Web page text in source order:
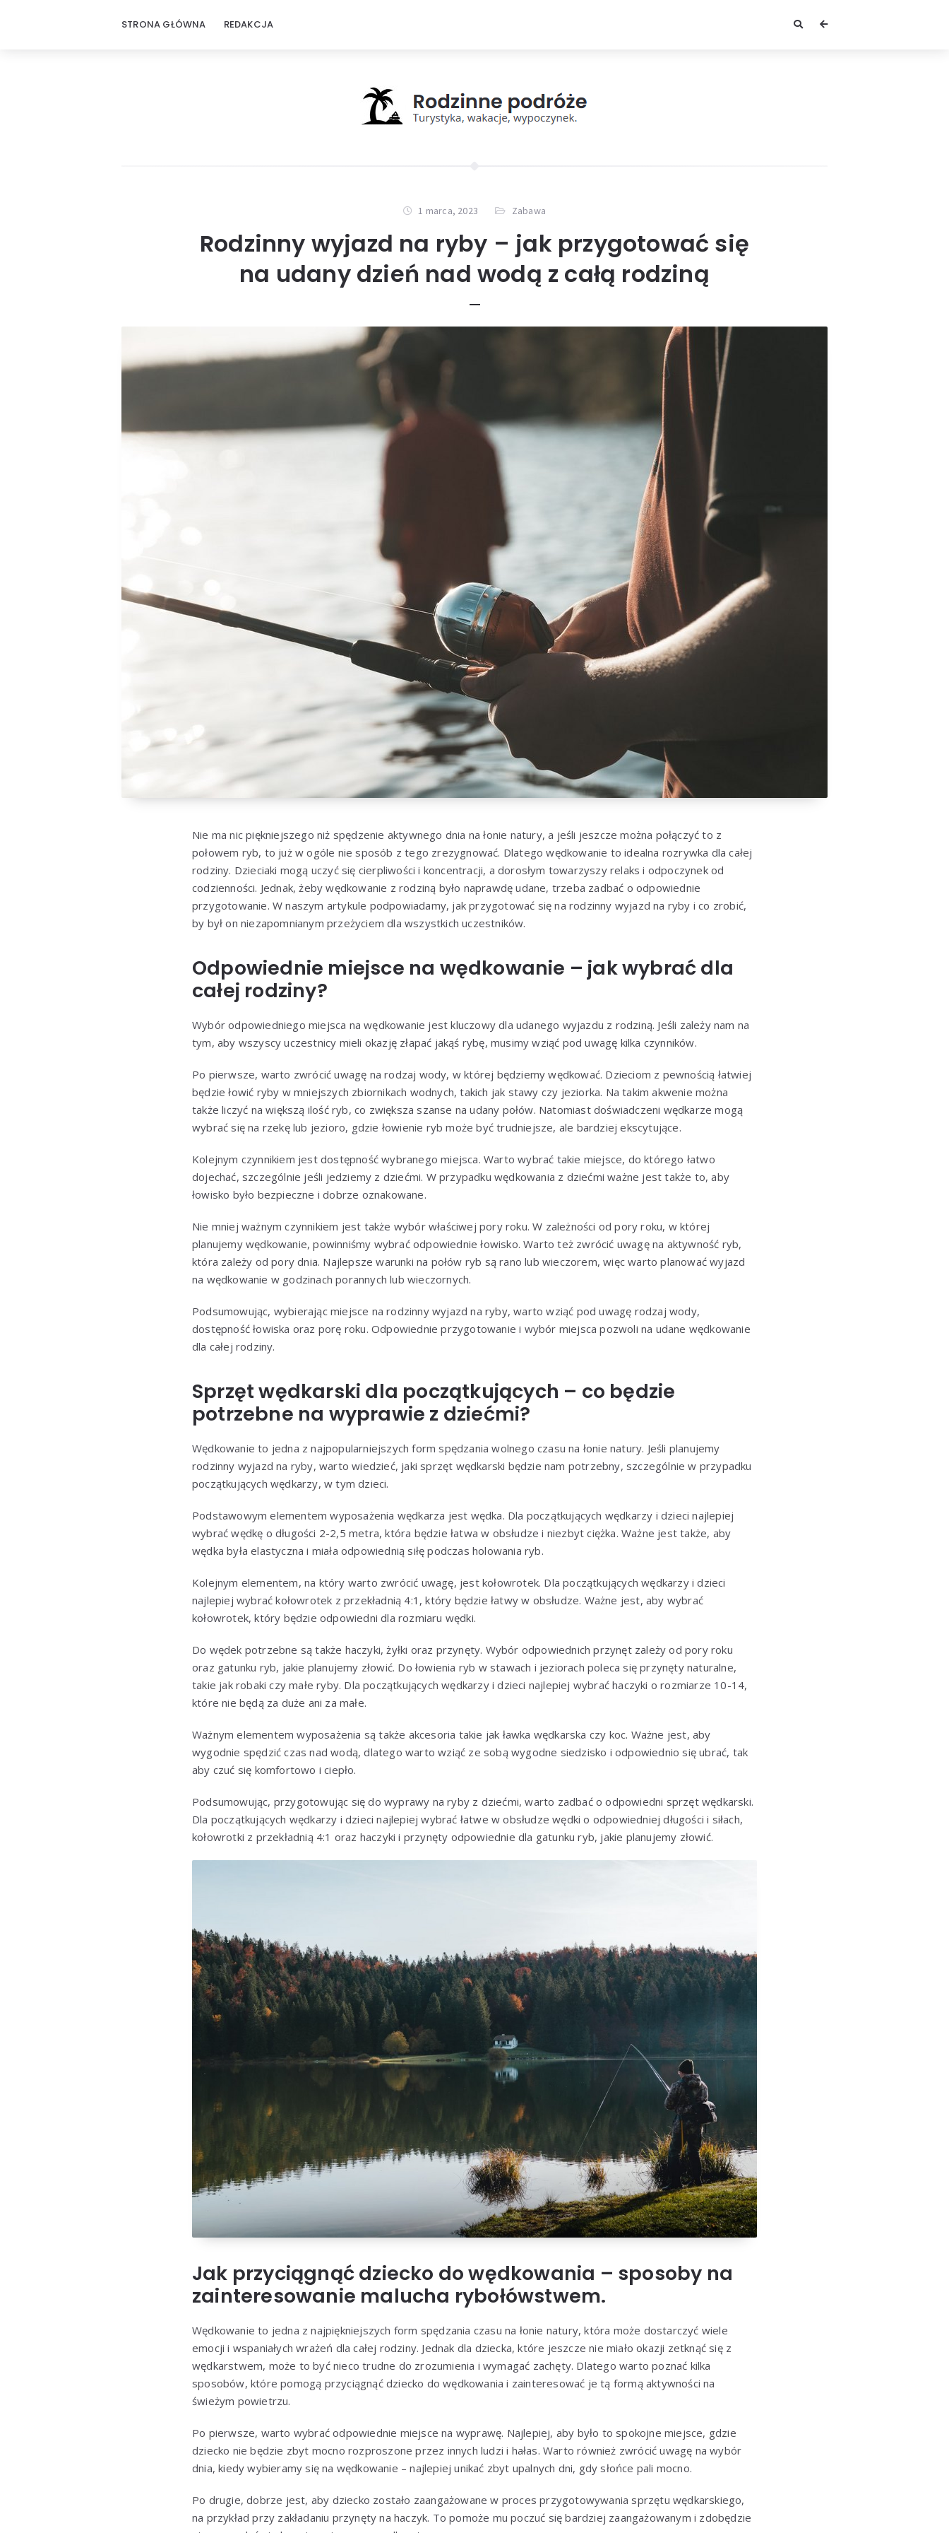
STRONA GŁÓWNA REDAKCJA
1 marca, 2023 Zabawa
Rodzinny wyjazd na ryby – jak przygotować się
na udany dzień nad wodą z całą rodziną
Nie ma nic piękniejszego niż spędzenie aktywnego dnia na łonie natury, a jeśli jeszcze można połączyć to z
połowem ryb, to już w ogóle nie sposób z tego zrezygnować. Dlatego wędkowanie to idealna rozrywka dla całej
rodziny. Dzieciaki mogą uczyć się cierpliwości i koncentracji, a dorosłym towarzyszy relaks i odpoczynek od
codzienności. Jednak, żeby wędkowanie z rodziną było naprawdę udane, trzeba zadbać o odpowiednie
przygotowanie. W naszym artykule podpowiadamy, jak przygotować się na rodzinny wyjazd na ryby i co zrobić,
by był on niezapomnianym przeżyciem dla wszystkich uczestników.
Odpowiednie miejsce na wędkowanie – jak wybrać dla
całej rodziny?
Wybór odpowiedniego miejsca na wędkowanie jest kluczowy dla udanego wyjazdu z rodziną. Jeśli zależy nam na
tym, aby wszyscy uczestnicy mieli okazję złapać jakąś rybę, musimy wziąć pod uwagę kilka czynników.
Po pierwsze, warto zwrócić uwagę na rodzaj wody, w której będziemy wędkować. Dzieciom z pewnością łatwiej
będzie łowić ryby w mniejszych zbiornikach wodnych, takich jak stawy czy jeziorka. Na takim akwenie można
także liczyć na większą ilość ryb, co zwiększa szanse na udany połów. Natomiast doświadczeni wędkarze mogą
wybrać się na rzekę lub jezioro, gdzie łowienie ryb może być trudniejsze, ale bardziej ekscytujące.
Kolejnym czynnikiem jest dostępność wybranego miejsca. Warto wybrać takie miejsce, do którego łatwo
dojechać, szczególnie jeśli jedziemy z dziećmi. W przypadku wędkowania z dziećmi ważne jest także to, aby
łowisko było bezpieczne i dobrze oznakowane.
Nie mniej ważnym czynnikiem jest także wybór właściwej pory roku. W zależności od pory roku, w której
planujemy wędkowanie, powinniśmy wybrać odpowiednie łowisko. Warto też zwrócić uwagę na aktywność ryb,
która zależy od pory dnia. Najlepsze warunki na połów ryb są rano lub wieczorem, więc warto planować wyjazd
na wędkowanie w godzinach porannych lub wieczornych.
Podsumowując, wybierając miejsce na rodzinny wyjazd na ryby, warto wziąć pod uwagę rodzaj wody,
dostępność łowiska oraz porę roku. Odpowiednie przygotowanie i wybór miejsca pozwoli na udane wędkowanie
dla całej rodziny.
Sprzęt wędkarski dla początkujących – co będzie
potrzebne na wyprawie z dziećmi?
Wędkowanie to jedna z najpopularniejszych form spędzania wolnego czasu na łonie natury. Jeśli planujemy
rodzinny wyjazd na ryby, warto wiedzieć, jaki sprzęt wędkarski będzie nam potrzebny, szczególnie w przypadku
początkujących wędkarzy, w tym dzieci.
Podstawowym elementem wyposażenia wędkarza jest wędka. Dla początkujących wędkarzy i dzieci najlepiej
wybrać wędkę o długości 2-2,5 metra, która będzie łatwa w obsłudze i niezbyt ciężka. Ważne jest także, aby
wędka była elastyczna i miała odpowiednią siłę podczas holowania ryb.
Kolejnym elementem, na który warto zwrócić uwagę, jest kołowrotek. Dla początkujących wędkarzy i dzieci
najlepiej wybrać kołowrotek z przekładnią 4:1, który będzie łatwy w obsłudze. Ważne jest, aby wybrać
kołowrotek, który będzie odpowiedni dla rozmiaru wędki.
Do wędek potrzebne są także haczyki, żyłki oraz przynęty. Wybór odpowiednich przynęt zależy od pory roku
oraz gatunku ryb, jakie planujemy złowić. Do łowienia ryb w stawach i jeziorach poleca się przynęty naturalne,
takie jak robaki czy małe ryby. Dla początkujących wędkarzy i dzieci najlepiej wybrać haczyki o rozmiarze 10-14,
które nie będą za duże ani za małe.
Ważnym elementem wyposażenia są także akcesoria takie jak ławka wędkarska czy koc. Ważne jest, aby
wygodnie spędzić czas nad wodą, dlatego warto wziąć ze sobą wygodne siedzisko i odpowiednio się ubrać, tak
aby czuć się komfortowo i ciepło.
Podsumowując, przygotowując się do wyprawy na ryby z dziećmi, warto zadbać o odpowiedni sprzęt wędkarski.
Dla początkujących wędkarzy i dzieci najlepiej wybrać łatwe w obsłudze wędki o odpowiedniej długości i siłach,
kołowrotki z przekładnią 4:1 oraz haczyki i przynęty odpowiednie dla gatunku ryb, jakie planujemy złowić.
Jak przyciągnąć dziecko do wędkowania – sposoby na
zainteresowanie malucha rybołówstwem.
Wędkowanie to jedna z najpiękniejszych form spędzania czasu na łonie natury, która może dostarczyć wiele
emocji i wspaniałych wrażeń dla całej rodziny. Jednak dla dziecka, które jeszcze nie miało okazji zetknąć się z
wędkarstwem, może to być nieco trudne do zrozumienia i wymagać zachęty. Dlatego warto poznać kilka
sposobów, które pomogą przyciągnąć dziecko do wędkowania i zainteresować je tą formą aktywności na
świeżym powietrzu.
Po pierwsze, warto wybrać odpowiednie miejsce na wyprawę. Najlepiej, aby było to spokojne miejsce, gdzie
dziecko nie będzie zbyt mocno rozproszone przez innych ludzi i hałas. Warto również zwrócić uwagę na wybór
dnia, kiedy wybieramy się na wędkowanie – najlepiej unikać zbyt upalnych dni, gdy słońce pali mocno.
Po drugie, dobrze jest, aby dziecko zostało zaangażowane w proces przygotowywania sprzętu wędkarskiego,
na przykład przy zakładaniu przynęty na haczyk. To pomoże mu poczuć się bardziej zaangażowanym i zdobędzie